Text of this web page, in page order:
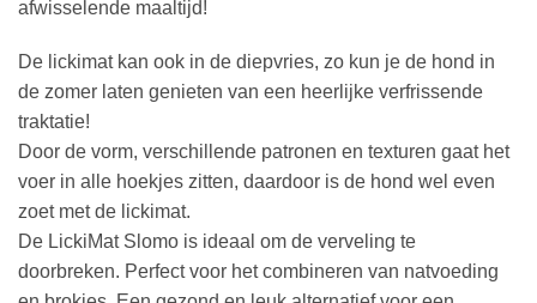
afwisselende maaltijd!
De lickimat kan ook in de diepvries, zo kun je de hond in
de zomer laten genieten van een heerlijke verfrissende
traktatie!
Door de vorm, verschillende patronen en texturen gaat het
voer in alle hoekjes zitten, daardoor is de hond wel even
zoet met de lickimat.
De LickiMat Slomo is ideaal om de verveling te
doorbreken. Perfect voor het combineren van natvoeding